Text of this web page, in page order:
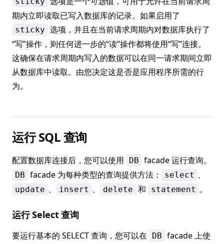
期内立即读取已写入数据库的记录。如果启用了
sticky 选项，并且在当前请求周期内对数据库执行了
“写”操作，则任何进一步的“读”操作都将使用“写”连接。
这确保在请求周期内写入的数据可以在同一请求期间立即
从数据库中读取。由您决定这是否是应用程序所需的行
为。
运行 SQL 查询
配置数据库连接后，您可以使用 DB facade 运行查询。
DB facade 为每种类型的查询提供方法： select 、
update 、 insert 、 delete 和 statement 。
运行 Select 查询
要运行基本的 SELECT 查询，您可以在 DB facade 上使